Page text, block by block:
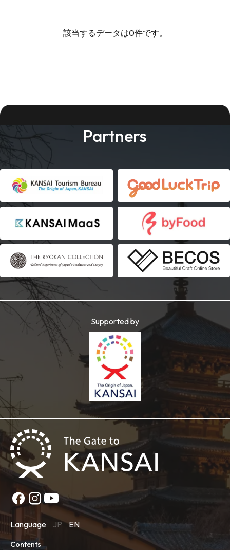
該当するデータは0件です。
Partners
Supported by
Language JP EN
Contents